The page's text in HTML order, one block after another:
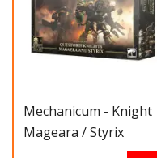
Mechanicum - Knight
Mageara / Styrix